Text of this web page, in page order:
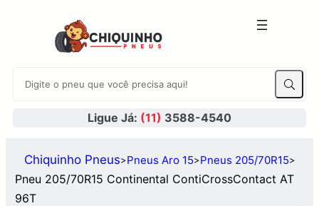
Ligue Já: (11) 3588-4540
Chiquinho Pneus>Pneus Aro 15>Pneus 205/70R15>
Pneu 205/70R15 Continental ContiCrossContact AT
96T